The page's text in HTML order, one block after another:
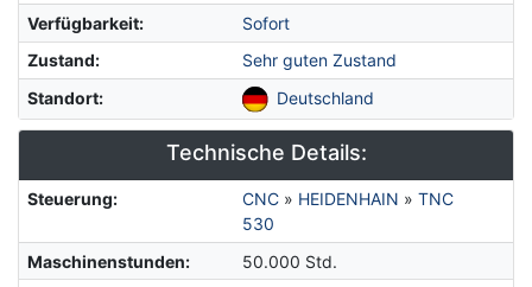
Verfügbarkeit:
Sofort
Zustand:
Sehr guten Zustand
Standort: Deutschland
Technische Details:
Steuerung: CNC» HEIDENHAIN » TNC
530
Maschinenstunden:
50.000 Std.